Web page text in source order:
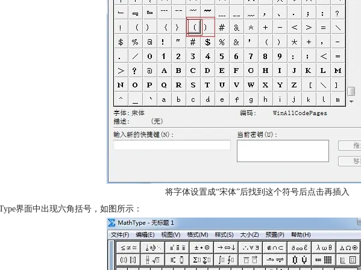
将字体设置成“宋体”后找到这个符号后点击再插入
界面中出现六角括号，如图所示：